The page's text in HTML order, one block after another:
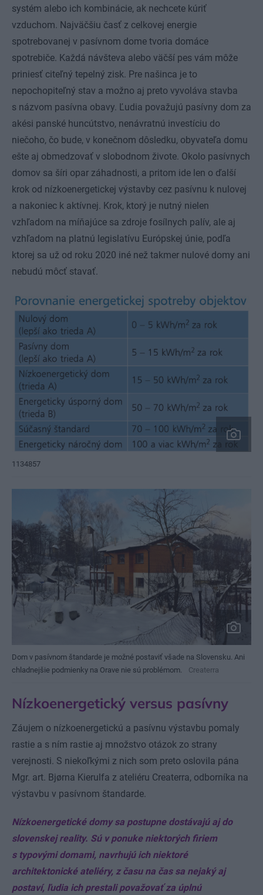
systém alebo ich kombinácie, ak nechcete kúriť
vzduchom. Najväčšiu časť z celkovej energie
spotrebovanej v pasívnom dome tvoria domáce
spotrebiče. Každá návšteva alebo väčší pes vám môže
priniesť citeľný tepelný zisk. Pre našinca je to
nepochopiteľný stav a možno aj preto vyvoláva stavba
s názvom pasívna obavy. Ľudia považujú pasívny dom za
akési panské huncútstvo, nenávratnú investíciu do
niečoho, čo bude, v konečnom dôsledku, obyvateľa domu
ešte aj obmedzovať v slobodnom živote. Okolo pasívnych
domov sa šíri opar záhadnosti, a pritom ide len o ďalší
krok od nízkoenergetickej výstavby cez pasívnu k nulovej
a nakoniec k aktívnej. Krok, ktorý je nutný nielen
vzhľadom na míňajúce sa zdroje fosílnych palív, ale aj
vzhľadom na platnú legislatívu Európskej únie, podľa
ktorej sa už od roku 2020 iné než takmer nulové domy ani
nebudú môcť stavať.
1134857
Dom v pasívnom štandarde je možné postaviť všade na Slovensku. Ani
chladnejšie podmienky na Orave nie sú problémom.
Createrra
Nízkoenergetický versus pasívny
Záujem o nízkoenergetickú a pasívnu výstavbu pomaly
rastie a s ním rastie aj množstvo otázok zo strany
verejnosti. S niekoľkými z nich som preto oslovila pána
Mgr. art. Bjørna Kierulfa z ateliéru Createrra, odborníka na
výstavbu v pasívnom štandarde.
Nízkoenergetické domy sa postupne dostávajú aj do
slovenskej reality. Sú v ponuke niektorých firiem
s typovými domami, navrhujú ich niektoré
architektonické ateliéry, z času na čas sa nejaký aj
postaví, ľudia ich prestali považovať za úplnú